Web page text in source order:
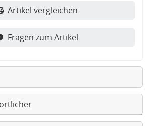
Artikel vergleichen
Fragen zum Artikel